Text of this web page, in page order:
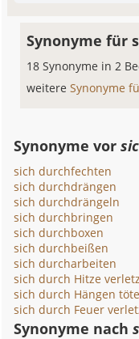
Synonyme für
18 Synonyme in 2
weitereSynonyme
Synonyme vor
sich durchfechten
sich durchdrängen
sich durchdrängeln
sich durchbringen
sich durchboxen
sich durchbeißen
sich durcharbeiten
sich durch Hitze
sich durch Hängen
sich durch Feuer
Synonyme nach